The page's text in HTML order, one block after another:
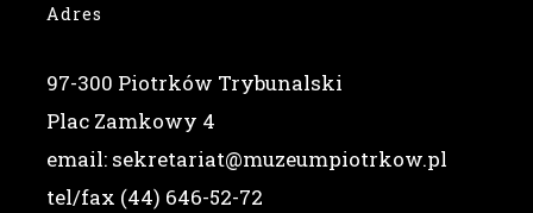
Adres
97-300 Piotrków Trybunalski
Plac Zamkowy 4
email: sekretariat@muzeumpiotrkow.pl
tel/fax (44) 646-52-72